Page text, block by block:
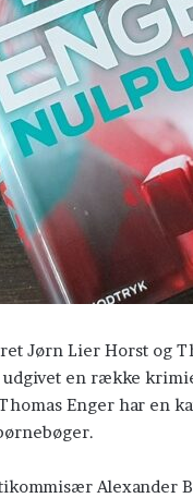
Jørn Lier Horst og
en række
Enger har en
Alexander